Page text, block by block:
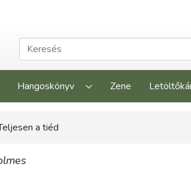
Hangoskönyv Zene
a tiéd